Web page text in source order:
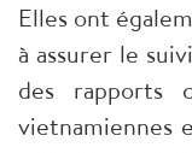
Elles ont
à assurer le
des rapports
vietnamiennes